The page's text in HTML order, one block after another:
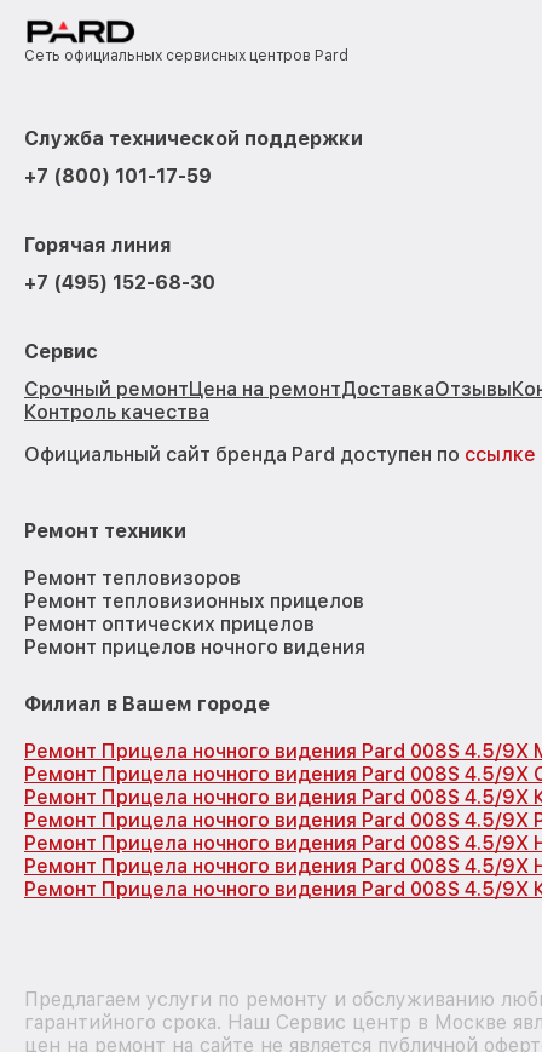
Сеть официальных сервисных центров Pard
Служба технической поддержки
+7 (800) 101-17-59
Горячая линия
+7 (495) 152-68-30
Сервис
Срочный ремонтЦена на ремонтДоставкаОтзывы
Контроль качества
Официальный сайт бренда Pard доступен по ссылке
Ремонт техники
Ремонт тепловизоров
Ремонт тепловизионных прицелов
Ремонт оптических прицелов
Ремонт прицелов ночного видения
Филиал в Вашем городе
Ремонт Прицела ночного видения Pard 008S 4.5/9X
Ремонт Прицела ночного видения Pard 008S 4.5/9X
Ремонт Прицела ночного видения Pard 008S 4.5/9X
Ремонт Прицела ночного видения Pard 008S 4.5/9X
Ремонт Прицела ночного видения Pard 008S 4.5/9X
Ремонт Прицела ночного видения Pard 008S 4.5/9X
Ремонт Прицела ночного видения Pard 008S 4.5/9X
Предлагаем услуги по ремонту и обслуживанию
гарантийного срока. Наш Сервис центр в Москве
цен на ремонт на сайте не является публичной